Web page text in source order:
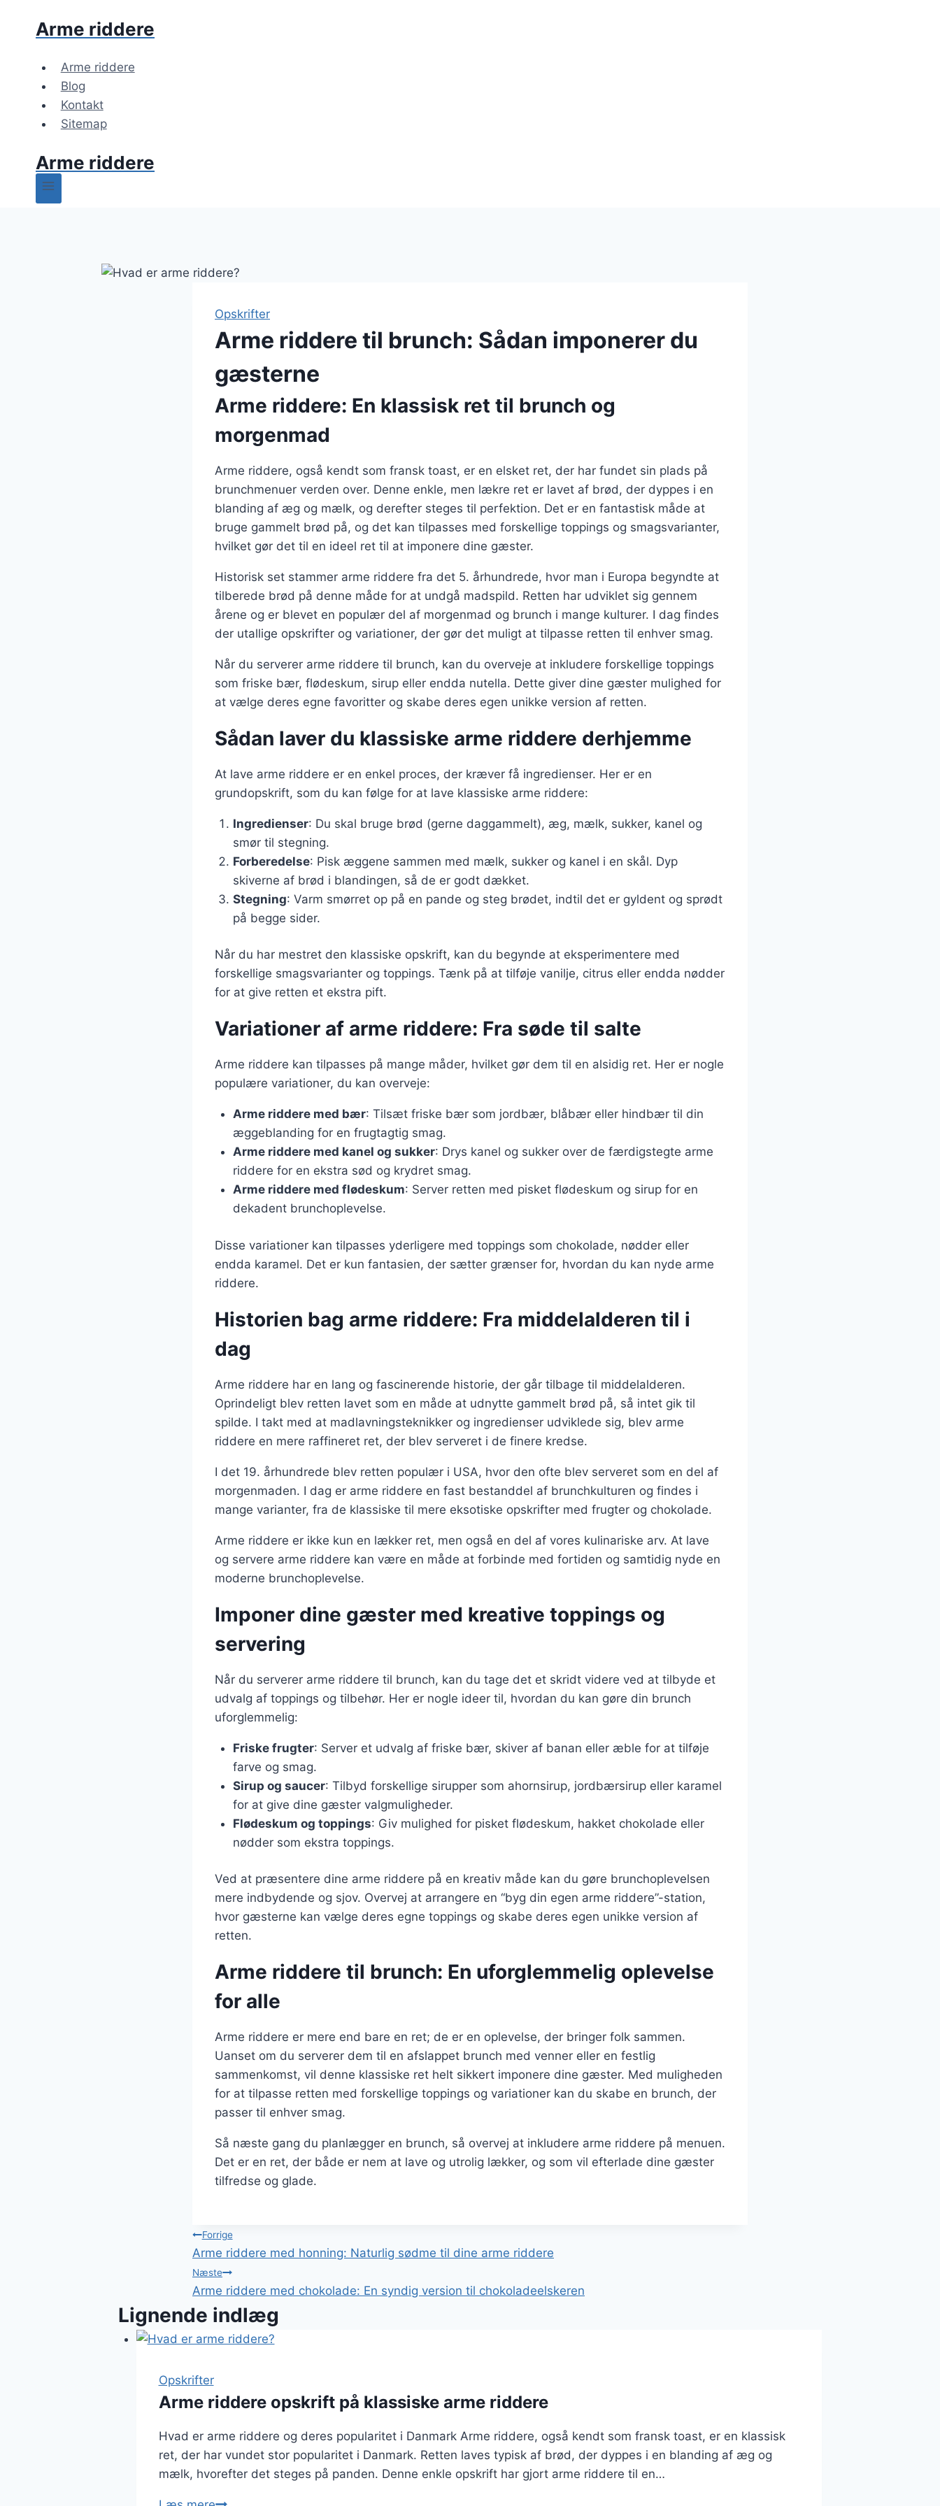
Arme riddere
Arme riddere
Blog
Kontakt
Sitemap
Arme riddere
Opskrifter
Arme riddere til brunch: Sådan imponerer du
gæsterne
Arme riddere: En klassisk ret til brunch og
morgenmad
Arme riddere, også kendt som fransk toast, er en elsket ret, der har fundet sin plads på
brunchmenuer verden over. Denne enkle, men lækre ret er lavet af brød, der dyppes i en
blanding af æg og mælk, og derefter steges til perfektion. Det er en fantastisk måde at
bruge gammelt brød på, og det kan tilpasses med forskellige toppings og smagsvarianter,
hvilket gør det til en ideel ret til at imponere dine gæster.
Historisk set stammer arme riddere fra det 5. århundrede, hvor man i Europa begyndte at
tilberede brød på denne måde for at undgå madspild. Retten har udviklet sig gennem
årene og er blevet en populær del af morgenmad og brunch i mange kulturer. I dag findes
der utallige opskrifter og variationer, der gør det muligt at tilpasse retten til enhver smag.
Når du serverer arme riddere til brunch, kan du overveje at inkludere forskellige toppings
som friske bær, flødeskum, sirup eller endda nutella. Dette giver dine gæster mulighed for
at vælge deres egne favoritter og skabe deres egen unikke version af retten.
Sådan laver du klassiske arme riddere derhjemme
At lave arme riddere er en enkel proces, der kræver få ingredienser. Her er en
grundopskrift, som du kan følge for at lave klassiske arme riddere:
Ingredienser: Du skal bruge brød (gerne daggammelt), æg, mælk, sukker, kanel og
smør til stegning.
Forberedelse: Pisk æggene sammen med mælk, sukker og kanel i en skål. Dyp
skiverne af brød i blandingen, så de er godt dækket.
Stegning: Varm smørret op på en pande og steg brødet, indtil det er gyldent og sprødt
på begge sider.
Når du har mestret den klassiske opskrift, kan du begynde at eksperimentere med
forskellige smagsvarianter og toppings. Tænk på at tilføje vanilje, citrus eller endda nødder
for at give retten et ekstra pift.
Variationer af arme riddere: Fra søde til salte
Arme riddere kan tilpasses på mange måder, hvilket gør dem til en alsidig ret. Her er nogle
populære variationer, du kan overveje:
Arme riddere med bær: Tilsæt friske bær som jordbær, blåbær eller hindbær til din
æggeblanding for en frugtagtig smag.
Arme riddere med kanel og sukker: Drys kanel og sukker over de færdigstegte arme
riddere for en ekstra sød og krydret smag.
Arme riddere med flødeskum: Server retten med pisket flødeskum og sirup for en
dekadent brunchoplevelse.
Disse variationer kan tilpasses yderligere med toppings som chokolade, nødder eller
endda karamel. Det er kun fantasien, der sætter grænser for, hvordan du kan nyde arme
riddere.
Historien bag arme riddere: Fra middelalderen til i
dag
Arme riddere har en lang og fascinerende historie, der går tilbage til middelalderen.
Oprindeligt blev retten lavet som en måde at udnytte gammelt brød på, så intet gik til
spilde. I takt med at madlavningsteknikker og ingredienser udviklede sig, blev arme
riddere en mere raffineret ret, der blev serveret i de finere kredse.
I det 19. århundrede blev retten populær i USA, hvor den ofte blev serveret som en del af
morgenmaden. I dag er arme riddere en fast bestanddel af brunchkulturen og findes i
mange varianter, fra de klassiske til mere eksotiske opskrifter med frugter og chokolade.
Arme riddere er ikke kun en lækker ret, men også en del af vores kulinariske arv. At lave
og servere arme riddere kan være en måde at forbinde med fortiden og samtidig nyde en
moderne brunchoplevelse.
Imponer dine gæster med kreative toppings og
servering
Når du serverer arme riddere til brunch, kan du tage det et skridt videre ved at tilbyde et
udvalg af toppings og tilbehør. Her er nogle ideer til, hvordan du kan gøre din brunch
uforglemmelig:
Friske frugter: Server et udvalg af friske bær, skiver af banan eller æble for at tilføje
farve og smag.
Sirup og saucer: Tilbyd forskellige sirupper som ahornsirup, jordbærsirup eller karamel
for at give dine gæster valgmuligheder.
Flødeskum og toppings: Giv mulighed for pisket flødeskum, hakket chokolade eller
nødder som ekstra toppings.
Ved at præsentere dine arme riddere på en kreativ måde kan du gøre brunchoplevelsen
mere indbydende og sjov. Overvej at arrangere en “byg din egen arme riddere”-station,
hvor gæsterne kan vælge deres egne toppings og skabe deres egen unikke version af
retten.
Arme riddere til brunch: En uforglemmelig oplevelse
for alle
Arme riddere er mere end bare en ret; de er en oplevelse, der bringer folk sammen.
Uanset om du serverer dem til en afslappet brunch med venner eller en festlig
sammenkomst, vil denne klassiske ret helt sikkert imponere dine gæster. Med muligheden
for at tilpasse retten med forskellige toppings og variationer kan du skabe en brunch, der
passer til enhver smag.
Så næste gang du planlægger en brunch, så overvej at inkludere arme riddere på menuen.
Det er en ret, der både er nem at lave og utrolig lækker, og som vil efterlade dine gæster
tilfredse og glade.
Indlægsnavigation
Forrige
Arme riddere med honning: Naturlig sødme til dine arme riddere
Næste
Arme riddere med chokolade: En syndig version til chokoladeelskeren
Lignende indlæg
Opskrifter
Arme riddere opskrift på klassiske arme riddere
Hvad er arme riddere og deres popularitet i Danmark Arme riddere, også kendt som fransk toast, er en klassisk
ret, der har vundet stor popularitet i Danmark. Retten laves typisk af brød, der dyppes i en blanding af æg og
mælk, hvorefter det steges på panden. Denne enkle opskrift har gjort arme riddere til en…